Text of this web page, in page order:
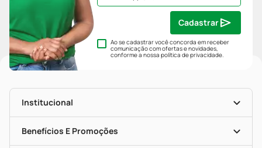
Ao se cadastrar você concorda em receber
comunicação com ofertas e novidades,
conforme a nossapolítica de privacidade.
Cadastrar
Institucional
História
Nossas Lojas
Benefícios E Promoções